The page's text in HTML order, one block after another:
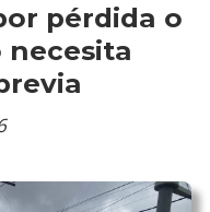
pérdida o
necesita